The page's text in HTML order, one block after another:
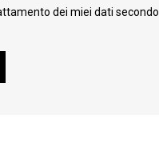
dei miei dati secondo